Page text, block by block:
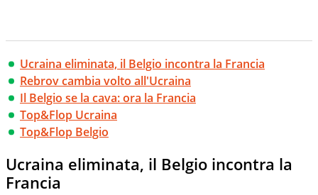
Ucraina eliminata, il Belgio incontra la Francia
Rebrov cambia volto all'Ucraina
Il Belgio se la cava: ora la Francia
Top&Flop Ucraina
Top&Flop Belgio
Ucraina eliminata, il Belgio incontra la
Francia